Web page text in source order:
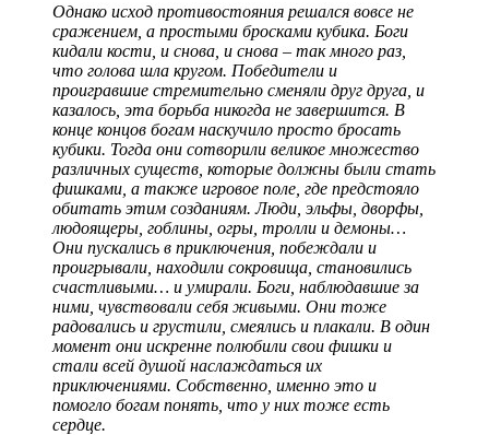
Однако исход противостояния решался вовсе не
сражением, а простыми бросками кубика. Боги
кидали кости, и снова, и снова – так много раз,
что голова шла кругом. Победители и
проигравшие стремительно сменяли друг друга, и
казалось, эта борьба никогда не завершится. В
конце концов богам наскучило просто бросать
кубики. Тогда они сотворили великое множество
различных существ, которые должны были стать
фишками, а также игровое поле, где предстояло
обитать этим созданиям. Люди, эльфы, дворфы,
людоящеры, гоблины, огры, тролли и демоны…
Они пускались в приключения, побеждали и
проигрывали, находили сокровища, становились
счастливыми… и умирали. Боги, наблюдавшие за
ними, чувствовали себя живыми. Они тоже
радовались и грустили, смеялись и плакали. В один
момент они искренне полюбили свои фишки и
стали всей душой наслаждаться их
приключениями. Собственно, именно это и
помогло богам понять, что у них тоже есть
сердце.